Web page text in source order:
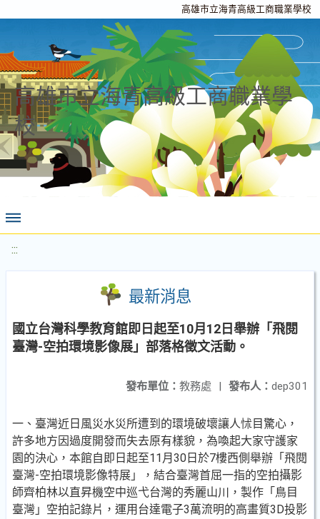
高雄市立海青高級工商職業學校
高雄市立海青高級工商職業學
校
:::
最新消息
國立台灣科學教育館即日起至10月12日舉辦「飛閱
臺灣-空拍環境影像展」部落格徵文活動。
發布人： dep301
發布單位： 教務處 |
一、臺灣近日風災水災所遭到的環境破壞讓人怵目驚心，
許多地方因過度開發而失去原有樣貌，為喚起大家守護家
園的決心，本館自即日起至11月30日於7樓西側舉辦「飛閱
臺灣-空拍環境影像特展」，結合臺灣首屈一指的空拍攝影
師齊柏林以直昇機空中巡弋台灣的秀麗山川，製作「鳥目
臺灣」空拍記錄片，運用台達電子3萬流明的高畫質3D投影